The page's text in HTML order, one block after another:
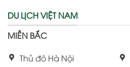
DU LỊCH VIỆT NAM
MIỀN BẮC
Thủ đô Hà Nội